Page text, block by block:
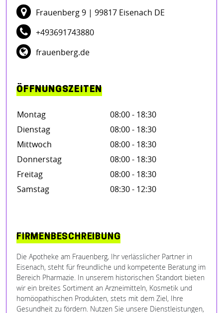
Frauenberg 9 | 99817 Eisenach DE
+493691743880
frauenberg.de
ÖFFNUNGSZEITEN
Montag
08:00 - 18:30
Dienstag
08:00 - 18:30
Mittwoch
08:00 - 18:30
Donnerstag
08:00 - 18:30
Freitag
08:00 - 18:30
Samstag
08:30 - 12:30
FIRMENBESCHREIBUNG
Die Apotheke am Frauenberg, Ihr verlässlicher Partner in
Eisenach, steht für freundliche und kompetente Beratung im
Bereich Pharmazie. In unserem historischen Standort bieten
wir ein breites Sortiment an Arzneimitteln, Kosmetik und
homöopathischen Produkten, stets mit dem Ziel, Ihre
Gesundheit zu fördern. Nutzen Sie unsere Dienstleistungen,